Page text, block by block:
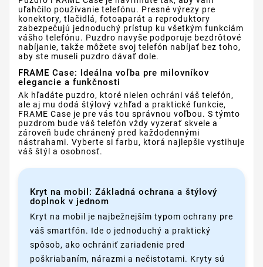
uľahčilo používanie telefónu. Presné výrezy pre
konektory, tlačidlá, fotoaparát a reproduktory
zabezpečujú jednoduchý prístup ku všetkým funkciám
vášho telefónu. Puzdro navyše podporuje bezdrôtové
nabíjanie, takže môžete svoj telefón nabíjať bez toho,
aby ste museli puzdro dávať dole.
FRAME Case: Ideálna voľba pre milovníkov
elegancie a funkčnosti
Ak hľadáte puzdro, ktoré nielen ochráni váš telefón,
ale aj mu dodá štýlový vzhľad a praktické funkcie,
FRAME Case je pre vás tou správnou voľbou. S týmto
puzdrom bude váš telefón vždy vyzerať skvele a
zároveň bude chránený pred každodennými
nástrahami. Vyberte si farbu, ktorá najlepšie vystihuje
váš štýl a osobnosť.
Kryt na mobil: Základná ochrana a štýlový
doplnok v jednom
Kryt na mobil je najbežnejším typom ochrany pre
váš smartfón. Ide o jednoduchý a praktický
spôsob, ako ochrániť zariadenie pred
poškriabaním, nárazmi a nečistotami. Kryty sú